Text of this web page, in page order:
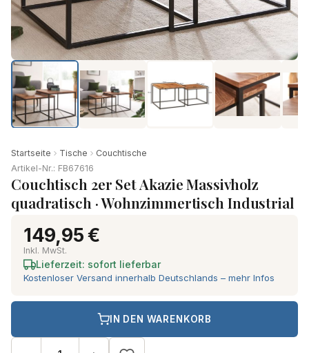
Startseite Tische
Couchtische
Artikel-Nr.: FB67616
Couchtisch 2er Set Akazie Massivholz
quadratisch · Wohnzimmertisch Industrial
149,95 €
Inkl. MwSt.
Lieferzeit: sofort lieferbar
Kostenloser Versand innerhalb Deutschlands – mehr Infos
IN DEN WARENKORB